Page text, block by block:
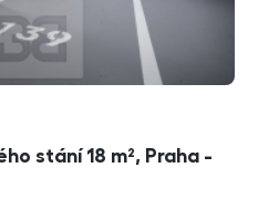
stání 18 m², Praha -